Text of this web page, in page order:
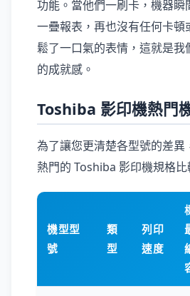
功能。當他們一刷卡，機器瞬
一疊報表，再也沒有任何卡頓
鬆了一口氣的表情，這就是我
的成就感。
Toshiba 影印機熱門
為了讓您更清楚各型號的差異
熱門的 Toshiba 影印機規格比
機型型
號
類
型
列印
速度